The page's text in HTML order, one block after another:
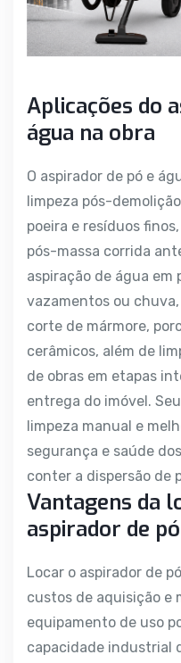
Aplicações do
água na obra
O aspirador de pó e
limpeza pós-
poeira e resíduos
pós-massa corrida
aspiração de água em
vazamentos ou
corte de mármore,
cerâmicos, além de
de obras em etapas
entrega do imóvel.
limpeza manual e
segurança e saúde
conter a dispersão de
Vantagens da
aspirador de
Locar o aspirador de
custos de aquisição e
equipamento de uso
capacidade industrial